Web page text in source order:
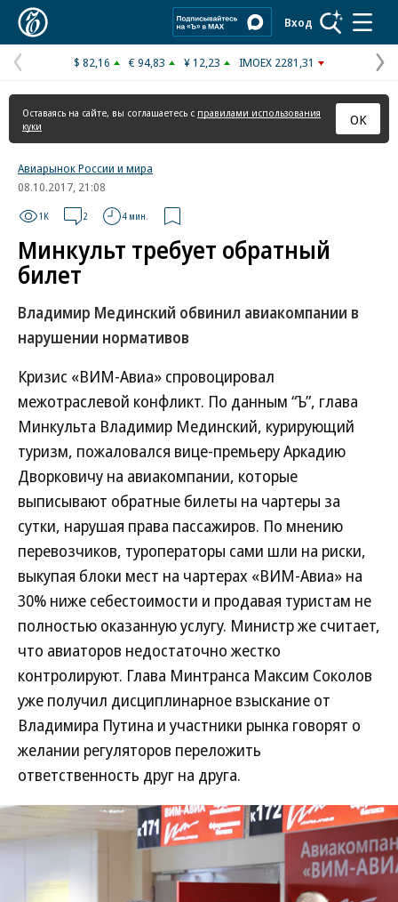
Вход
Предыдущая
страница
$ 82,16 € 94,83 ¥ 12,23 IMOEX 2281,31
Оставаясь на сайте, вы соглашаетесь с правилами использования
куки
ОК
Авиарынок России и мира
08.10.2017, 21:08
1K 2 4 мин.
Минкульт требует обратный
билет
Владимир Мединский обвинил авиакомпании в
нарушении нормативов
Кризис «ВИМ-Авиа» спровоцировал
межотраслевой конфликт. По данным “Ъ”, глава
Минкульта Владимир Мединский, курирующий
туризм, пожаловался вице-премьеру Аркадию
Дворковичу на авиакомпании, которые
выписывают обратные билеты на чартеры за
сутки, нарушая права пассажиров. По мнению
перевозчиков, туроператоры сами шли на риски,
выкупая блоки мест на чартерах «ВИМ-Авиа» на
30% ниже себестоимости и продавая туристам не
полностью оказанную услугу. Министр же считает,
что авиаторов недостаточно жестко
контролируют. Глава Минтранса Максим Соколов
уже получил дисциплинарное взыскание от
Владимира Путина и участники рынка говорят о
желании регуляторов переложить
ответственность друг на друга.